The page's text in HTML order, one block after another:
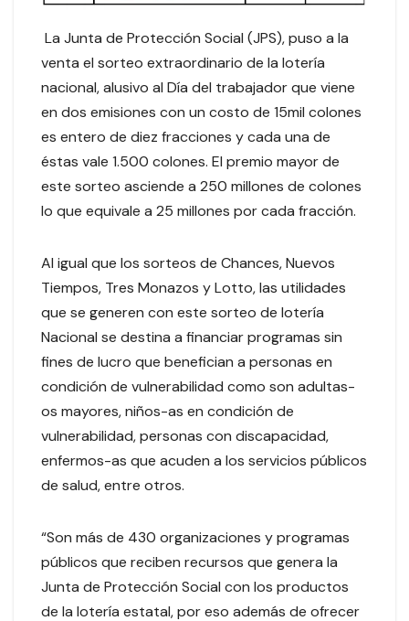
La Junta de Protección Social (JPS), puso a la
venta el sorteo extraordinario de la lotería
nacional, alusivo al Día del trabajador que viene
en dos emisiones con un costo de 15mil colones
es entero de diez fracciones y cada una de
éstas vale 1.500 colones. El premio mayor de
este sorteo asciende a 250 millones de colones
lo que equivale a 25 millones por cada fracción.
Al igual que los sorteos de Chances, Nuevos
Tiempos, Tres Monazos y Lotto, las utilidades
que se generen con este sorteo de lotería
Nacional se destina a financiar programas sin
fines de lucro que benefician a personas en
condición de vulnerabilidad como son adultas-
os mayores, niños-as en condición de
vulnerabilidad, personas con discapacidad,
enfermos-as que acuden a los servicios públicos
de salud, entre otros.
“Son más de 430 organizaciones y programas
públicos que reciben recursos que genera la
Junta de Protección Social con los productos
de la lotería estatal, por eso además de ofrecer